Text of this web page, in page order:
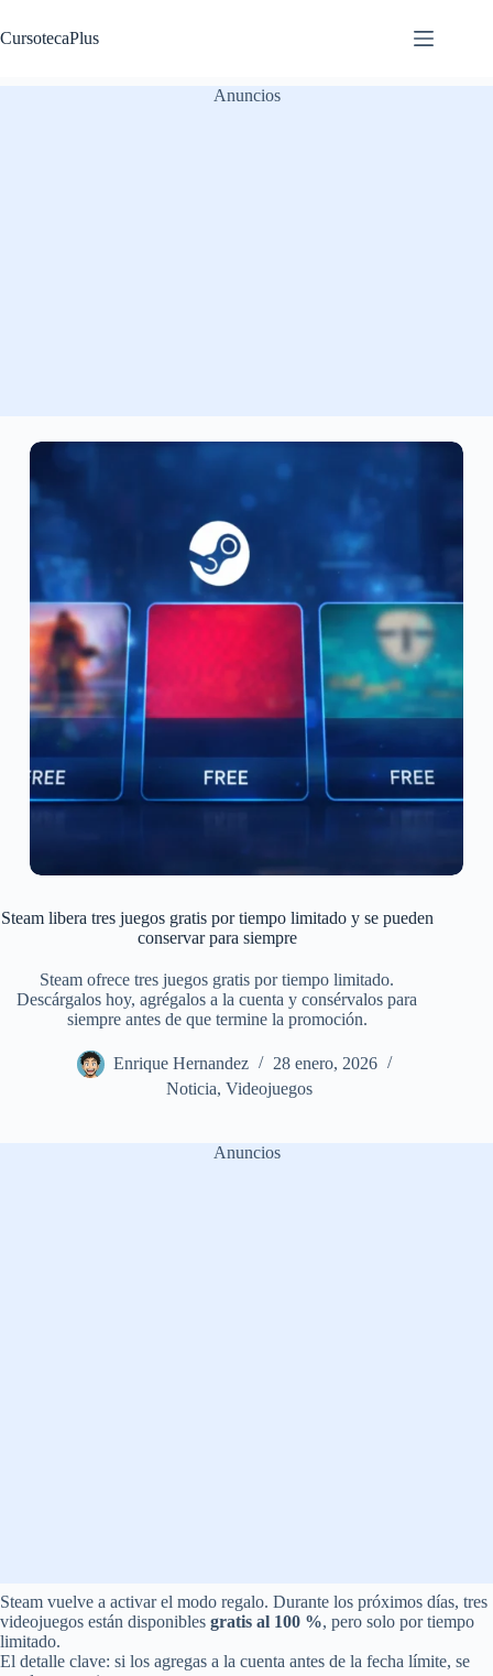
al
contenido
CursotecaPlus
Anuncios
Steam libera tres juegos gratis por tiempo limitado y se pueden
conservar para siempre
Steam ofrece tres juegos gratis por tiempo limitado.
Descárgalos hoy, agrégalos a la cuenta y consérvalos para
siempre antes de que termine la promoción.
Enrique Hernandez
28 enero, 2026
Noticia, Videojuegos
Anuncios
Steam vuelve a activar el modo regalo. Durante los próximos días, tres
videojuegos están disponibles gratis al 100 %, pero solo por tiempo
limitado.
El detalle clave: si los agregas a la cuenta antes de la fecha límite, se